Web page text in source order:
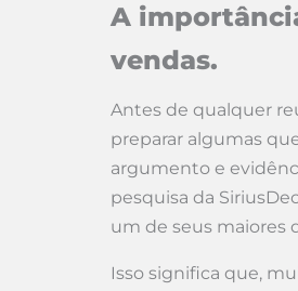
A
vendas.
Antes de qualquer
preparar algumas
argumento e
pesquisa da
um de seus maiores
Isso significa que,